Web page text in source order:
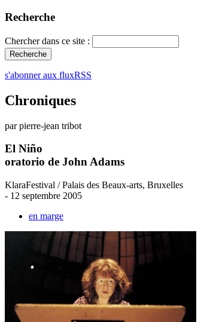
Recherche
Chercher dans ce site :
s'abonner aux fluxRSS
Chroniques
par pierre-jean tribot
El Niño
oratorio de John Adams
KlaraFestival / Palais des Beaux-arts, Bruxelles
- 12 septembre 2005
en marge